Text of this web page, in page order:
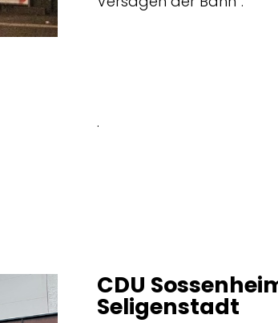
.
CDU
Seligenstadt